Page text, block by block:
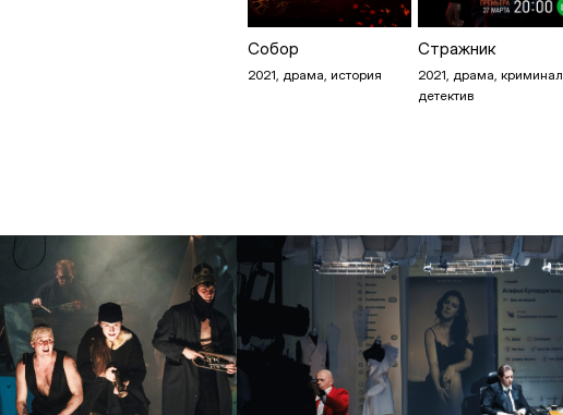
Собор
2021, драма, история
Стражник
2021, драма, криминал,
детектив